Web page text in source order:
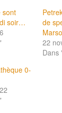
sont
soir…
de
22
Dans
0-